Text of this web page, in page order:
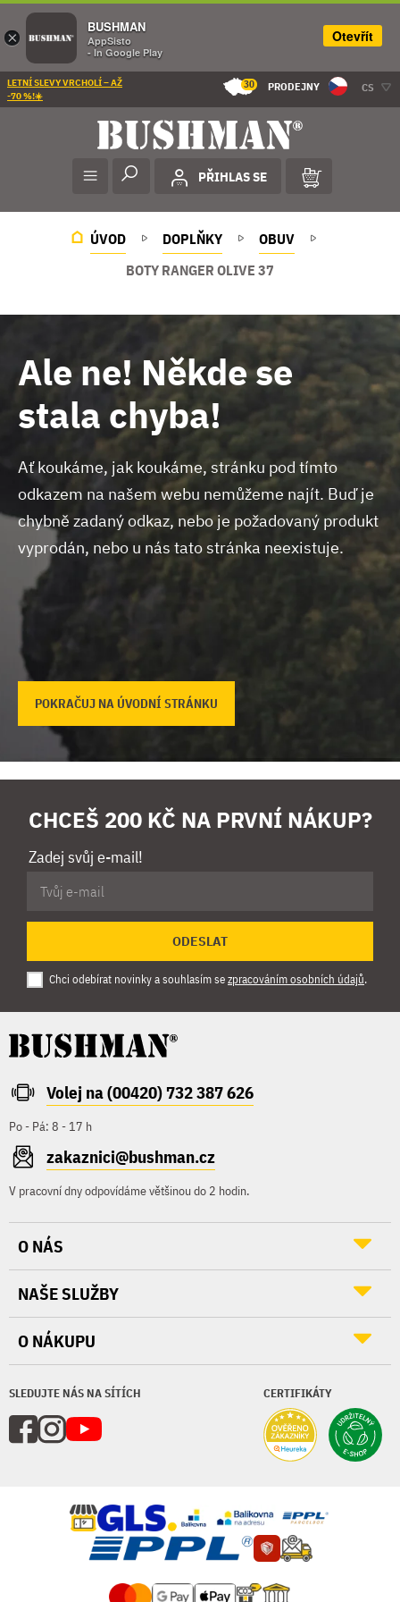
LETNÍ SLEVY VRCHOLÍ – AŽ
-70 %!☀️
30 PRODEJNY CS
PŘIHLAS SE
ÚVOD DOPLŇKY
OBUV
BOTY RANGER OLIVE 37
Ale ne! Někde se
stala chyba!
Ať koukáme, jak koukáme, stránku pod tímto
odkazem na našem webu nemůžeme najít. Buď je
chybně zadaný odkaz, nebo je požadovaný produkt
vyprodán, nebo u nás tato stránka neexistuje.
POKRAČUJ NA ÚVODNÍ STRÁNKU
CHCEŠ 200 KČ NA PRVNÍ NÁKUP?
Zadej svůj e-mail!
ODESLAT
Chci odebírat novinky a souhlasím sezpracováním osobních údajů.
Volej na (00420) 732 387 626
Po - Pá: 8 - 17 h
zakaznici@bushman.cz
V pracovní dny odpovídáme většinou do 2 hodin.
SLEDUJTE NÁS NA SÍTÍCH CERTIFIKÁTY
O NÁS
NAŠE SLUŽBY
O NÁKUPU
×
BUSHMAN
AppSisto
- In Google Play
Otevřít